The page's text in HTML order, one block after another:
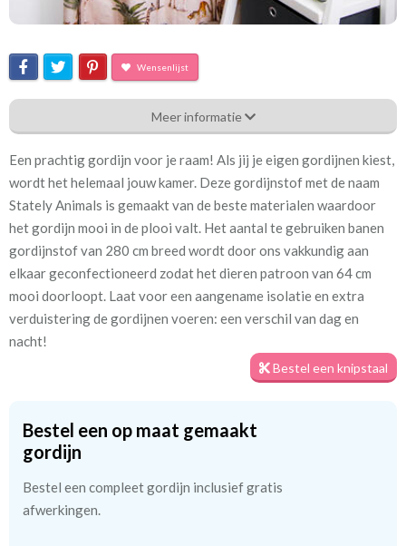
Wensenlijst
Bcg_[D-13] Stately Animals
Eigenschappen gordijnstof
Artikelnummer Bcg_[D-13] Stately Animals
Patroon: 64 cm
Stofbreedte: 280 cm
Meestal eerder, maar houd
rekening met
circa 2-3 weken
80% katoen,20% polyester.
We hebben bijna alle stoffen op voorraad, bestel daarom gerust
eerst een knipstaaltje.
Zo weet u precies met welke kleur en kwaliteit uw gordijnen
worden gemaakt.
Meer informatie
Een prachtig gordijn voor je raam! Als jij je eigen gordijnen kiest,
wordt het helemaal jouw kamer. Deze gordijnstof met de naam
Stately Animals is gemaakt van de beste materialen waardoor
het gordijn mooi in de plooi valt. Het aantal te gebruiken banen
gordijnstof van 280 cm breed wordt door ons vakkundig aan
elkaar geconfectioneerd zodat het dieren patroon van 64 cm
mooi doorloopt. Laat voor een aangename isolatie en extra
verduistering de gordijnen voeren: een verschil van dag en
nacht!
Bestel een knipstaal
Bestel een op maat gemaakt
gordijn
Bestel een compleet gordijn inclusief gratis
afwerkingen.